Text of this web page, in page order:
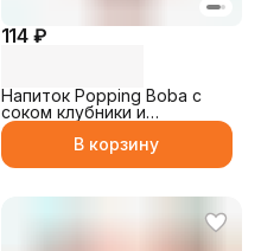
114 ₽
Напиток Popping Boba с
соком клубники и
Шариками 250мл
В корзину